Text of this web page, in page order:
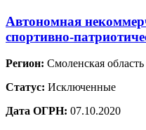
Автономная
спортивно-
Регион: Смоленская область
Статус: Исключенные
Дата ОГРН: 07.10.2020